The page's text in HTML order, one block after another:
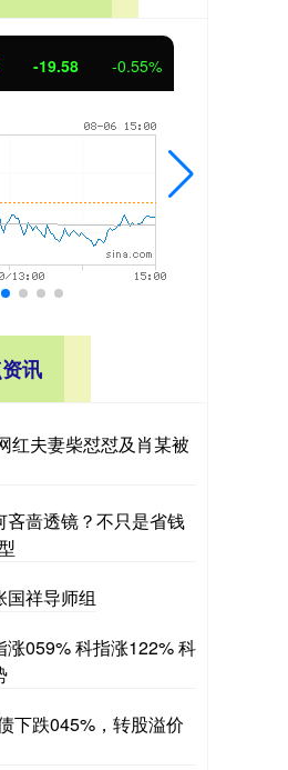
-19.58 -0.55%
讯
红夫妻柴怼怼及肖某被
吝啬透镜？不只是省钱
国祥导师组
059% 科指涨122% 科
下跌045%，转股溢价